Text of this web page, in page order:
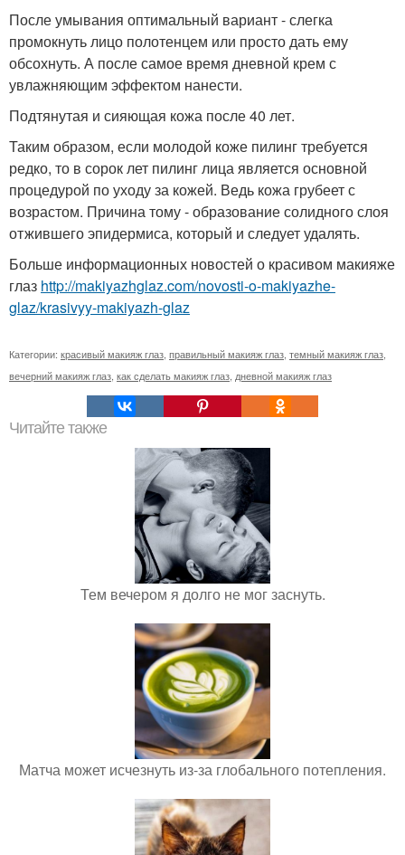
После умывания оптимальный вариант - слегка
промокнуть лицо полотенцем или просто дать ему
обсохнуть. А после самое время дневной крем с
увлажняющим эффектом нанести.
Подтянутая и сияющая кожа после 40 лет.
Таким образом, если молодой коже пилинг требуется
редко, то в сорок лет пилинг лица является основной
процедурой по уходу за кожей. Ведь кожа грубеет с
возрастом. Причина тому - образование солидного слоя
отжившего эпидермиса, который и следует удалять.
Больше информационных новостей о красивом макияже
глаз http://makiyazhglaz.com/novosti-o-makiyazhe-
glaz/krasivyy-makiyazh-glaz
Категории: красивый макияж глаз правильный макияж глаз темный макияж глаз
вечерний макияж глаз как сделать макияж глаз дневной макияж глаз
Читайте также
Тем вечером я долго не мог заснуть.
Матча может исчезнуть из-за глобального потепления.